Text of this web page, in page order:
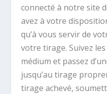
connecté à notre site
avez à votre
qu’à vous servir de
votre tirage. Suivez
médium et passez
jusqu’au tirage
tirage achevé,